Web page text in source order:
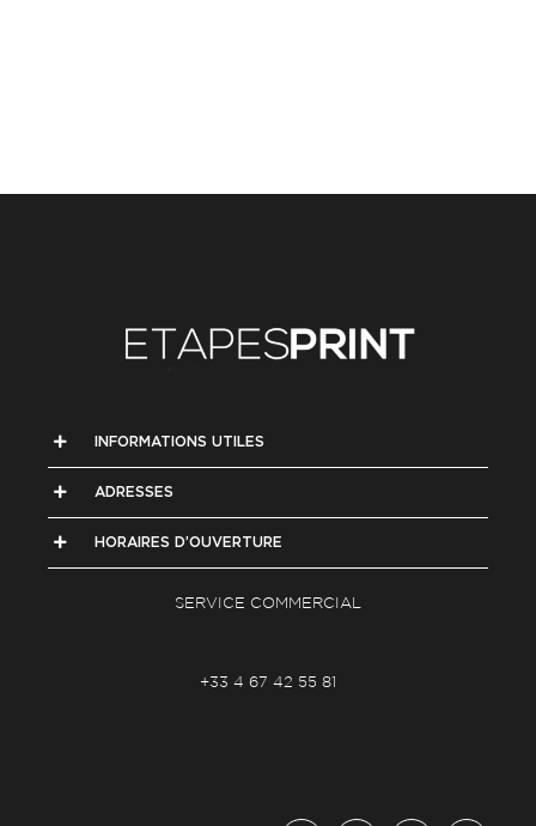
INFORMATIONS UTILES
ADRESSES
HORAIRES D’OUVERTURE
SERVICE COMMERCIAL
+33 4 67 42 55 81